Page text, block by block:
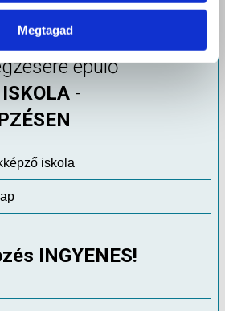
Megtagad
épülő
-
iskola
INGYENES!